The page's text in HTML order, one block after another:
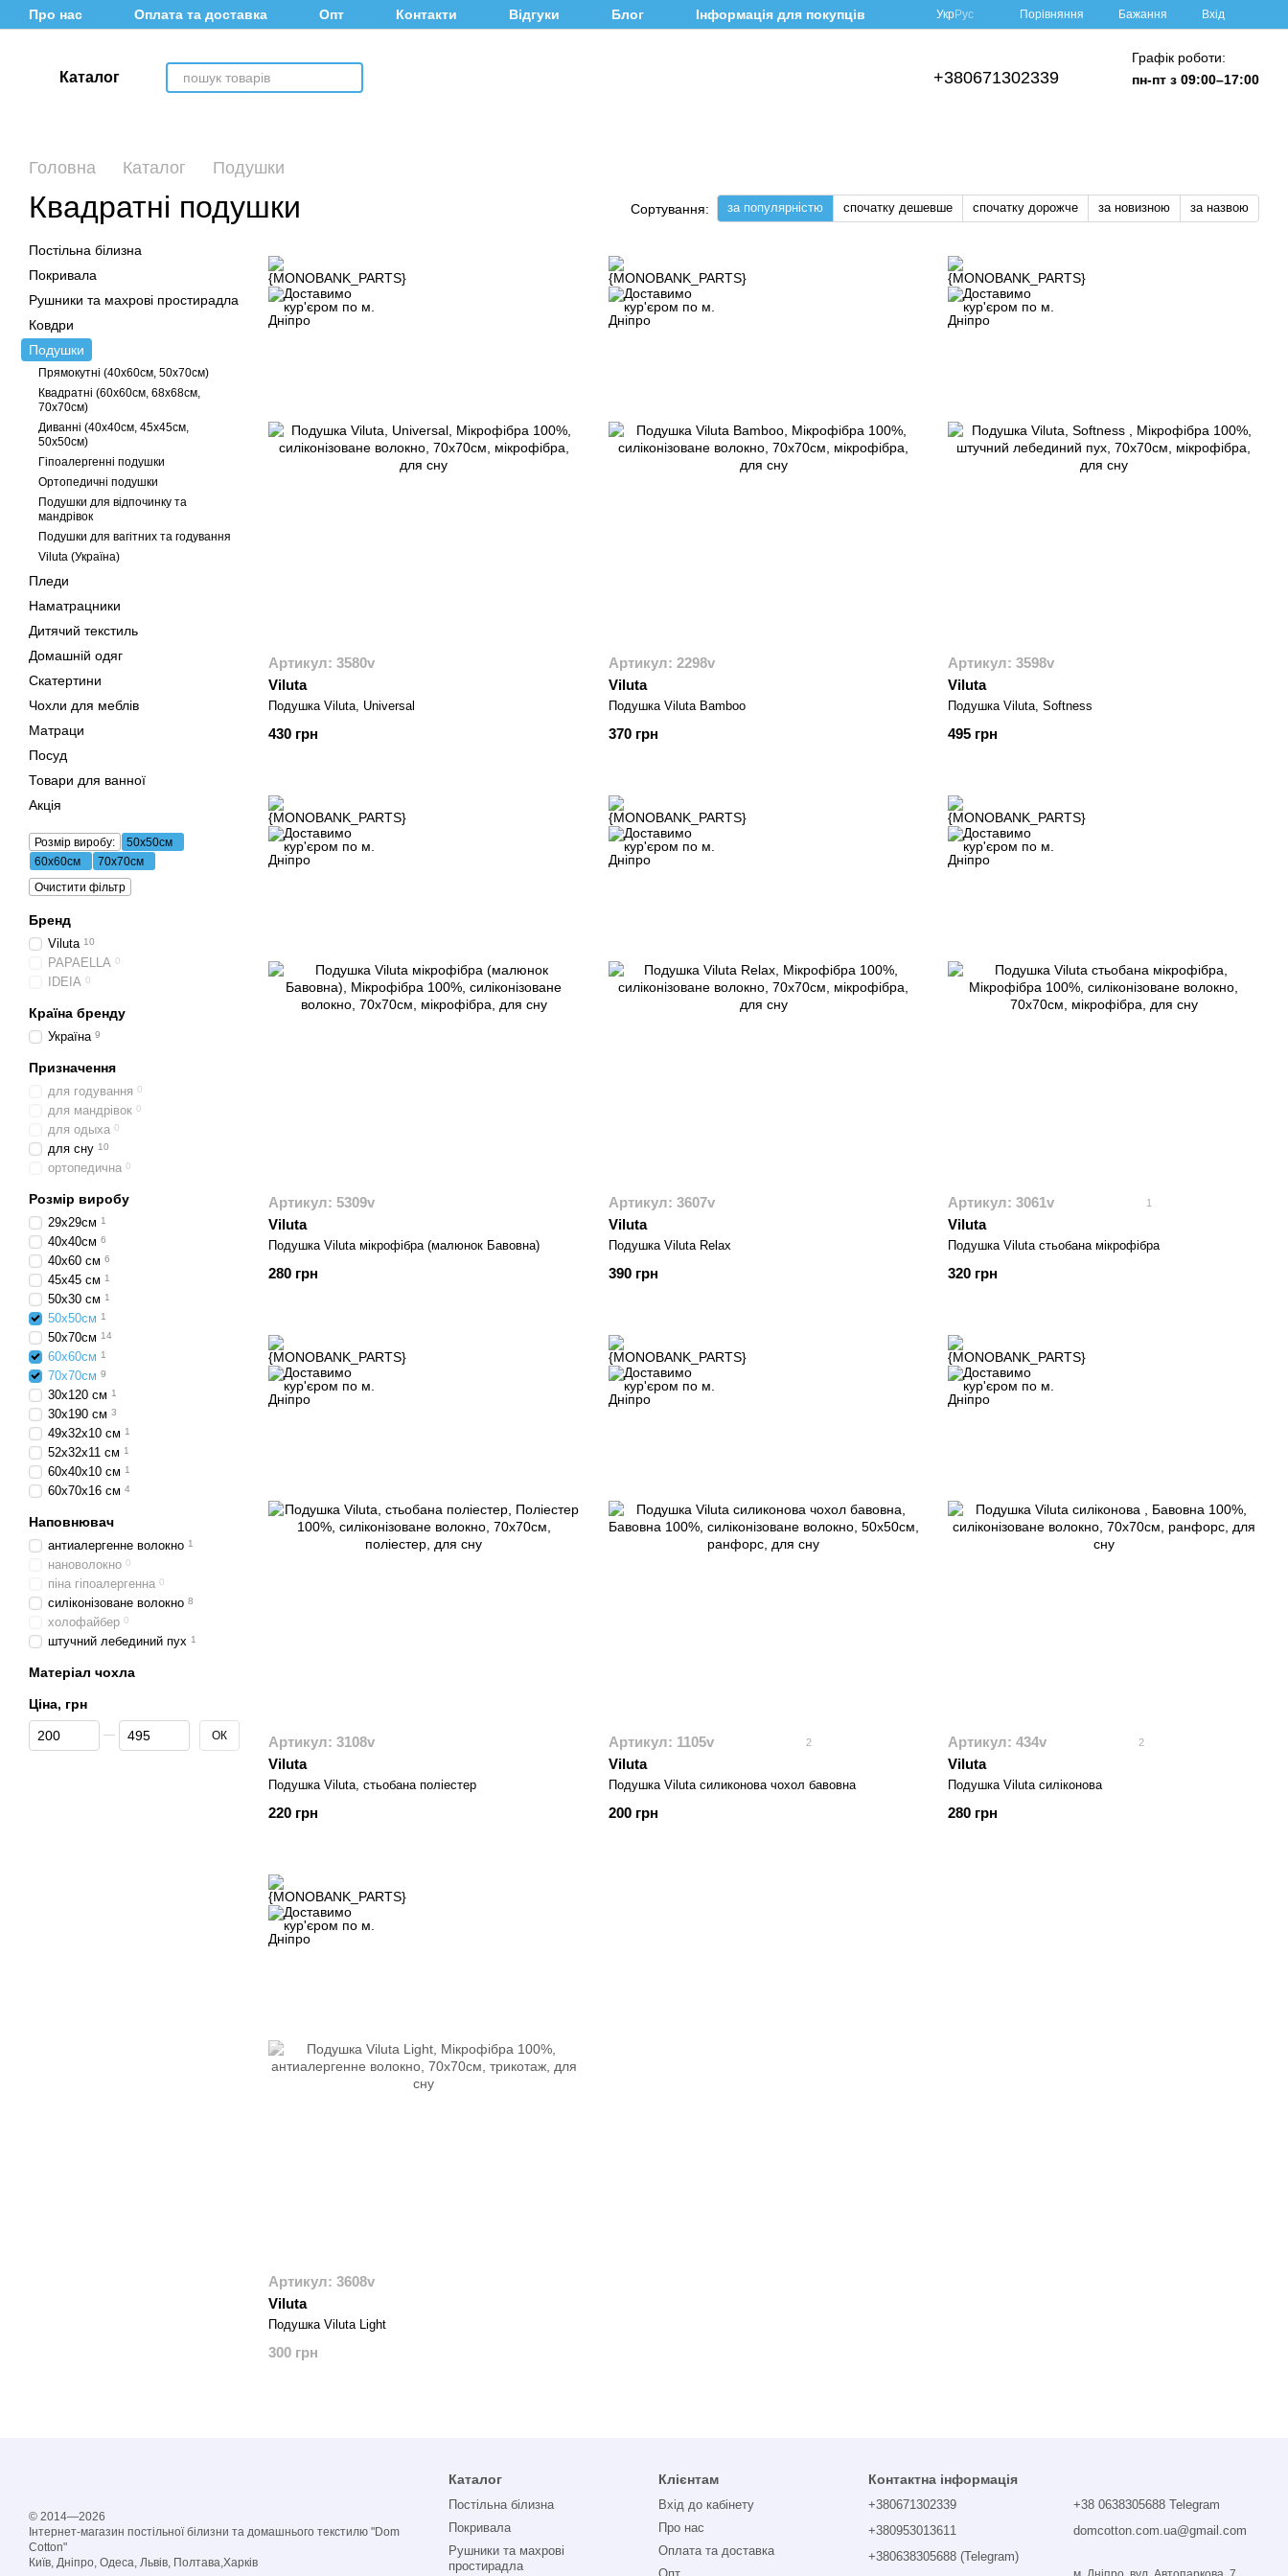
Перейти до основного контенту
Про нас Оплата та доставка Опт Контакти Відгуки Блог Інформація для покупців УкрРус Порівняння Бажання Вхід
Каталог +380671302339
Графік роботи:
пн-пт з 09:00–17:00
Головна Каталог Подушки
Квадратні подушки Сортування: за популярністю спочатку дешевше спочатку дорожче за новизною за назвою
Артикул: 3580v
Viluta
Подушка Viluta, Universal
430 грн
Артикул: 2298v
Viluta
Подушка Viluta Bamboo
370 грн
Артикул: 3598v
Viluta
Подушка Viluta, Softness
495 грн
Артикул: 5309v
Viluta
Подушка Viluta мікрофібра (малюнок Бавовна)
280 грн
Артикул: 3607v
Viluta
Подушка Viluta Relax
390 грн
Артикул: 3061v 1
Viluta
Подушка Viluta стьобана мікрофібра
320 грн
Артикул: 3108v
Viluta
Подушка Viluta, стьобана поліестер
220 грн
Артикул: 1105v 2
Viluta
Подушка Viluta силиконова чохол бавовна
200 грн
Артикул: 434v 2
Viluta
Подушка Viluta силіконова
280 грн
Артикул: 3608v
Viluta
Подушка Viluta Light
300 грн
Постільна білизна
Покривала
Рушники та махрові простирадла
Ковдри
Подушки
Прямокутні (40х60см, 50х70см)
Квадратні (60х60см, 68х68см,
70х70см)
Диванні (40х40см, 45х45см,
50х50см)
Гіпоалергенні подушки
Ортопедичні подушки
Подушки для відпочинку та
мандрівок
Подушки для вагітних та годування
Viluta (Україна)
Пледи
Наматрацники
Дитячий текстиль
Домашній одяг
Скатертини
Чохли для меблів
Матраци
Посуд
Товари для ванної
Акція
Розмір виробу:
50х50см
60х60см
70х70см
Очистити фільтр
Бренд
Viluta 10
PAPAELLA 0
IDEIA 0
Країна бренду
Україна 9
Призначення
для годування 0
для мандрівок 0
для одыха 0
для сну 10
ортопедична 0
Розмір виробу
29х29см 1
40х40см 6
40х60 см 6
45х45 см 1
50х30 см 1
50х50см 1
50х70см 14
60х60см 1
70х70см 9
30х120 см 1
30х190 см 3
49х32х10 см 1
52х32х11 см 1
60х40х10 см 1
60х70х16 см 4
Наповнювач
антиалергенне волокно 1
нановолокно 0
піна гіпоалергенна 0
силіконізоване волокно 8
холофайбер 0
штучний лебединий пух 1
Матеріал чохла
Ціна, грн
Від Ціна, грн
До Ціна, грн ОК
© 2014—2026
Інтернет-магазин постільної білизни та домашнього текстилю "Dom
Cotton"
Київ, Дніпро, Одеса, Львів, Полтава,Харків
Каталог
Постільна білизна
Покривала
Рушники та махрові
простирадла
Клієнтам
Вхід до кабінету
Про нас
Оплата та доставка
Контактна інформація
+380671302339
+380953013611
+380638305688 (Telegram)
+38 0638305688 Telegram
domcotton.com.ua@gmail.com